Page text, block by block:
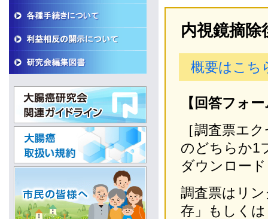
内視鏡摘除
概要はこち
【回答フォ
［調査票エ
のどちらか1
ダウンロー
調査票はリ
存」もしく